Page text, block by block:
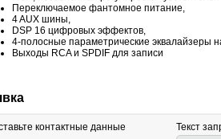
Переключаемое фантомное питание,
4 AUX шины,
DSP 16 цифровых эффектов,
4-полосные параметрические эквалайзеры
Выходы RCA и SPDIF для записи
контактные данные Текст